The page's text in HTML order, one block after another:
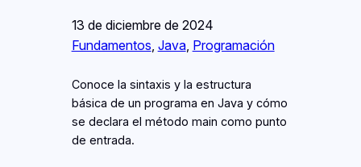
13 de diciembre de 2024
Fundamentos Java, Programación
Conoce la sintaxis y la estructura
básica de un programa en Java y cómo
se declara el método main como punto
de entrada.